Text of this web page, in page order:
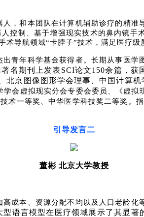
，和本团队在计算机辅助诊疗的精
控制、基于增强现实技术的鼻内镜
导航领域“卡脖子”技术，满足医疗级
出青年科学基金获得者。长期从事医学
名期刊上发表 SCI论文150余篇，获
京图像图形学会理事、中国计算
学会虚拟现实分会专委会委员、《虚
术一等奖、中华医学科技奖二等奖。
引导发言二
董彬北京大学教授
成本、资源分配不均以及人口老龄
型语言模型在医疗领域展示了其显